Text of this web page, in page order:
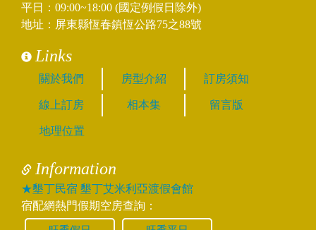
平日：09:00~18:00 (國定例假日除外)
地址：屏東縣恆春鎮恆公路75之88號
Links
關於我們 房型介紹 訂房須知
線上訂房 相本集 留言版
地理位置
Information
★墾丁民宿 墾丁艾米利亞渡假會館
宿配網熱門假期空房查詢：